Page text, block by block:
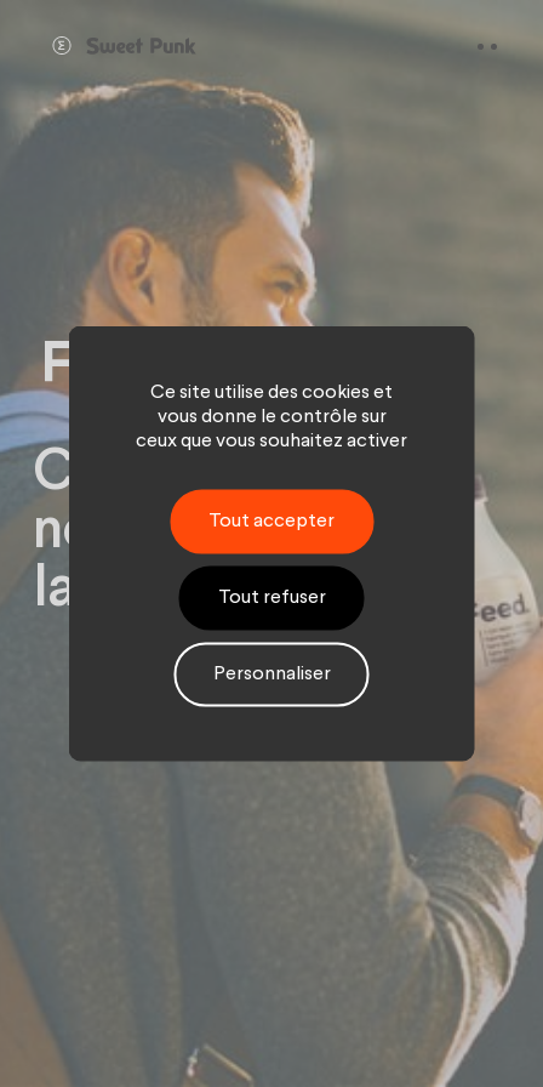
Créer une
nouvelle icône de
la food.
Ce site utilise des cookies et
vous donne le contrôle sur
ceux que vous souhaitez activer
Tout accepter
Tout refuser
Personnaliser